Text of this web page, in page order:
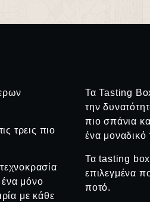
τρεις πιο
μόνο
με κάθε
Τα Tasting
την
πιο σπάνια
ένα μοναδικό
Τα tasting
επιλεγμένα
ποτό.